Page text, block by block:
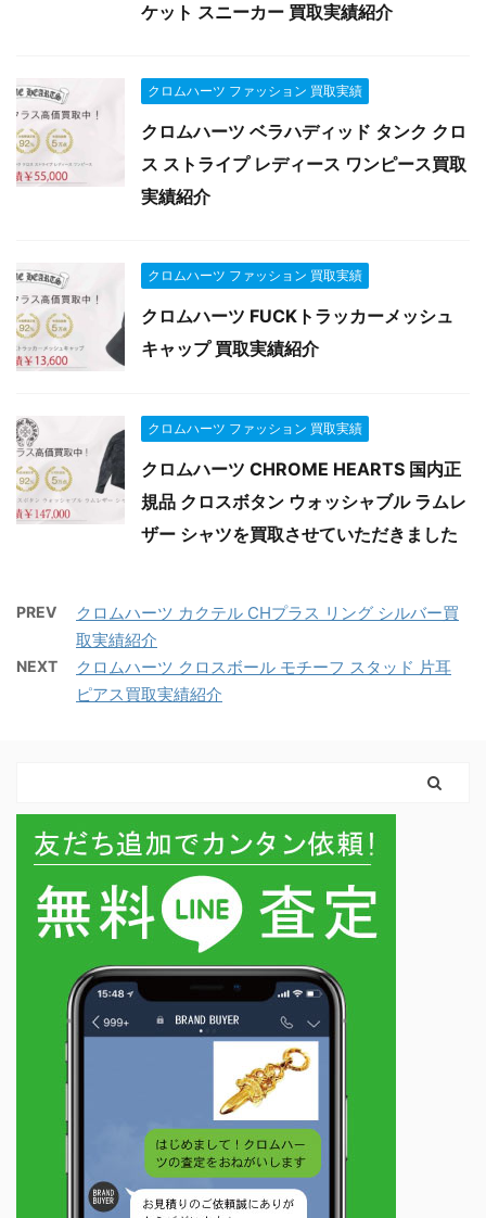
ケット スニーカー 買取実績紹介
クロムハーツ ファッション 買取実績
クロムハーツ ベラハディッド タンク クロ
ス ストライプ レディース ワンピース買取
実績紹介
クロムハーツ ファッション 買取実績
クロムハーツ FUCKトラッカーメッシュ
キャップ 買取実績紹介
クロムハーツ ファッション 買取実績
クロムハーツ CHROME HEARTS 国内正
規品 クロスボタン ウォッシャブル ラムレ
ザー シャツを買取させていただきました
PREV
クロムハーツ カクテル CHプラス リング シルバー買
取実績紹介
NEXT
クロムハーツ クロスボール モチーフ スタッド 片耳
ピアス買取実績紹介